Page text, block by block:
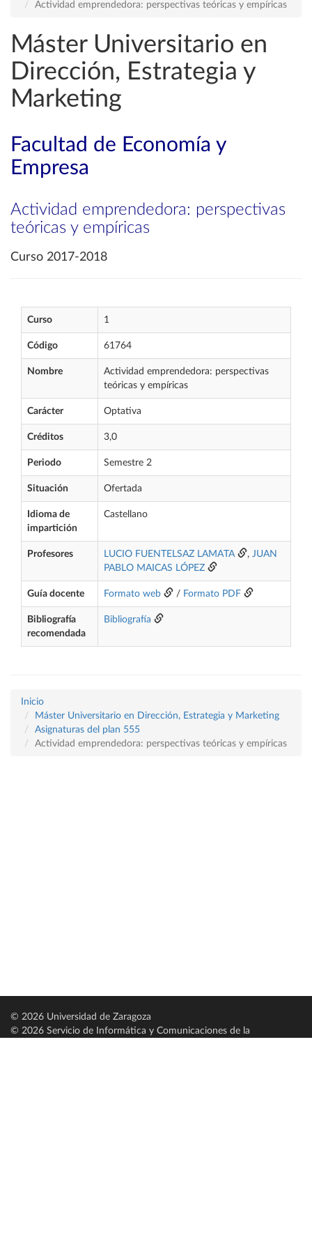
Actividad emprendedora: perspectivas teóricas y empíricas
Máster Universitario en
Dirección, Estrategia y
Marketing
Facultad de Economía y
Empresa
Actividad emprendedora: perspectivas
teóricas y empíricas
Curso 2017-2018
Curso 1
Código 61764
Nombre
Actividad emprendedora: perspectivas
teóricas y empíricas
Carácter Optativa
Créditos 3,0
Periodo Semestre 2
Situación Ofertada
Idioma de
impartición
Castellano
Profesores LUCIO FUENTELSAZ LAMATA , JUAN
PABLO MAICAS LÓPEZ
Guía docente Formato web / Formato PDF
Bibliografía
recomendada
Bibliografía
Inicio
Máster Universitario en Dirección, Estrategia y Marketing
Asignaturas del plan 555
Actividad emprendedora: perspectivas teóricas y empíricas
© 2026 Universidad de Zaragoza
© 2026 Servicio de Informática y Comunicaciones de la